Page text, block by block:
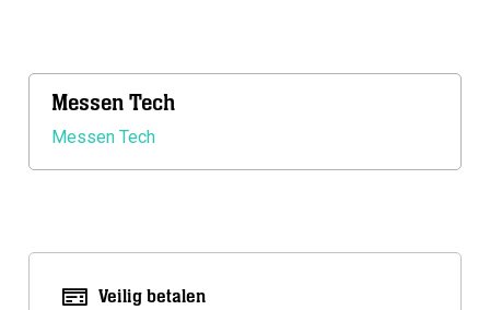
Messen Tech
Messen Tech
Veilig betalen